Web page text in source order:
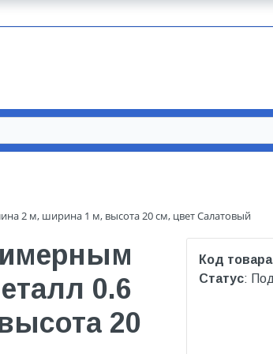
2 м, ширина 1 м, высота 20 см, цвет Салатовый
0.6
20
Код товара
Статус: